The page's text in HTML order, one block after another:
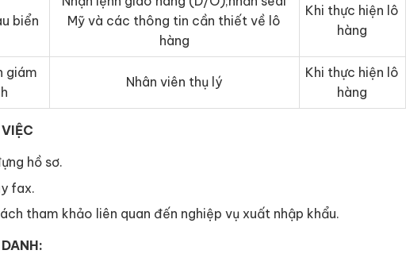
biển
Mỹ và các thông tin cần thiết về lô
hàng
Khi thực hiện lô
hàng
giám
Nhân viên thụ lý
Khi thực hiện lô
hàng
hồ sơ.
fax.
tham khảo liên quan đến nghiệp vụ xuất nhập khẩu.